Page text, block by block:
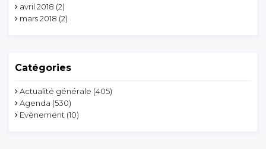
avril 2018 (2)
mars 2018 (2)
Catégories
Actualité générale (405)
Agenda (530)
Evènement (10)